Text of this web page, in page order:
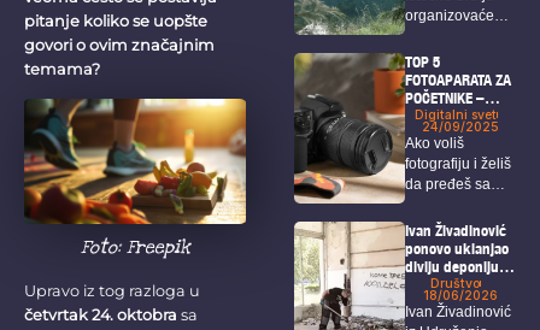
pitanje koliko se uopšte
govori o ovim značajnim
temama?
Foto: Freepik
Upravo iz tog razloga u
četvrtak 24. oktobra sa
organizovaće
sloganom “Da
vratimo...
TOP 5
FOTOAPARATA ZA
POČETNIKE –
vodič
Digitalni svet
24/09/2025
Ako voliš
fotografiju i želiš
da pređeš sa
telefona...
Ivan Živadinović
ponovo uklanjao
divlju deponiju
koja ugrožava i
zdravlje i
bezbednost
Društvo
18/06/2026
Ivan Živadinović